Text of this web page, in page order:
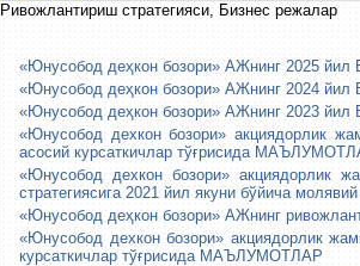
Ривожлантириш стратегияси, Бизнес режалар
«Юнусобод деҳкон бозори» АЖнинг 2025 йил
«Юнусобод деҳкон бозори» АЖнинг 2024 йил
«Юнусобод деҳкон бозори» АЖнинг 2023 йил
«Юнусобод дехкон бозори» акциядорлик
асосий курсаткичлар тўғрисида
«Юнусобод дехкон бозори» акциядорлик
стратегиясига 2021 йил якуни бўйича
«Юнусобод деҳкон бозори» АЖнинг
«Юнусобод дехкон бозори» акциядорлик
курсаткичлар тўғрисида МАЪЛУМОТЛАР